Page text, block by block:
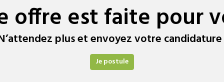
offre est faite pour
plus et envoyez votre candidature
Je postule